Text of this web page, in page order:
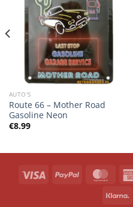
AUTO'S
Route 66 – Mother Road
Gasoline Neon
€8.99